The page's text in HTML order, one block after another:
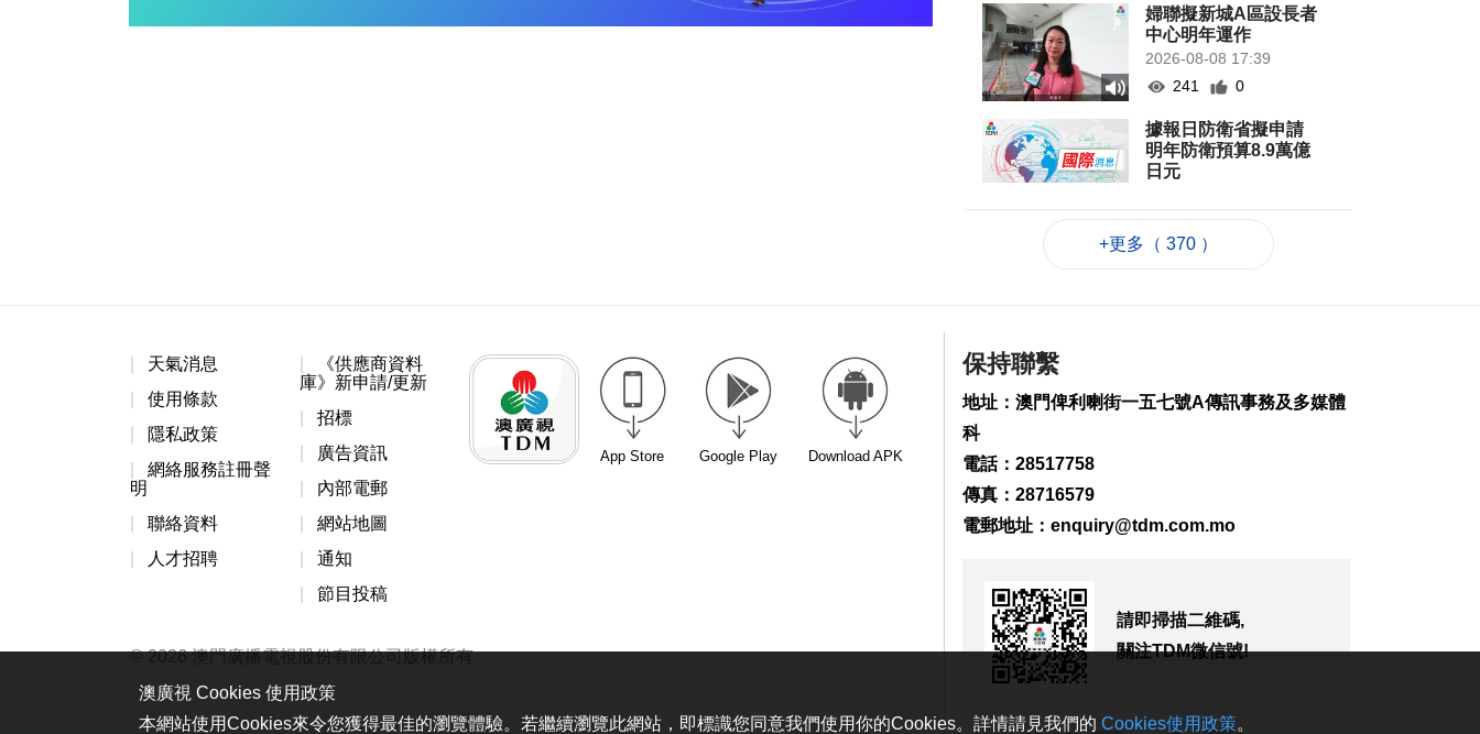
婦聯擬新城A區設長者
中心明年運作
2026-08-08 17:39
241
0
據報日防衛省擬申請
明年防衛預算8.9萬億
日元
藥企高校合推大健康
陝西柞水泥石流致3死
匹克球體驗冀推體育
多元共融
2026-08-08 16:46
+更多（ 370 ）
天氣消息
使用條款
隱私政策
網絡服務註冊聲
明
聯絡資料
人才招聘
《供應商資料
庫》新申請/更新
招標
廣告資訊
內部電郵
網站地圖
通知
節目投稿
App Store Google Play Download APK
© 2026 澳門廣播電視股份有限公司版權所有
保持聯繫
地址：澳門俾利喇街一五七號A傳訊事務及多媒體
科
電話：28517758
傳真：28716579
電郵地址： enquiry@tdm.com.mo
請即掃描二維碼,
關注TDM微信號!
澳廣視 Cookies 使用政策
本網站使用Cookies來令您獲得最佳的瀏覽體驗。若繼續瀏覽此網站，即標識您同意我們使用你的Cookies。詳情請見我們的 Cookies使用政策。